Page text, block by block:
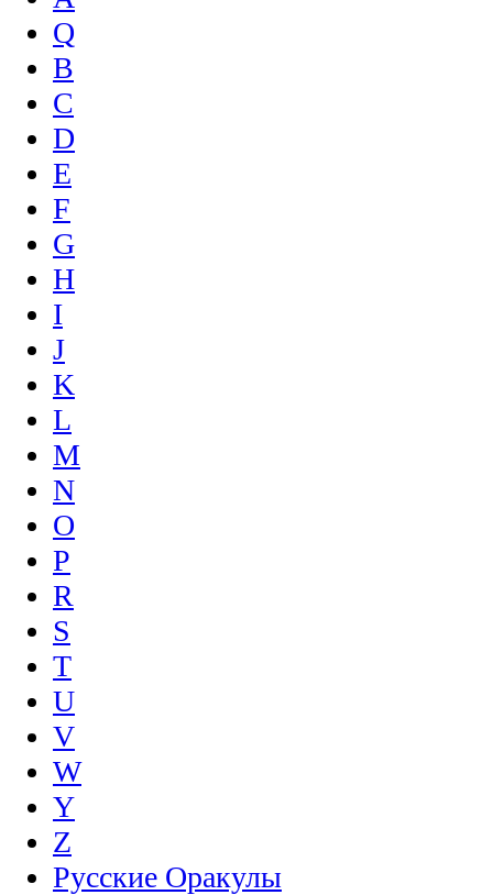
Q
B
C
D
E
F
G
H
I
J
K
L
M
N
O
P
R
S
T
U
V
W
Y
Z
Русские Оракулы